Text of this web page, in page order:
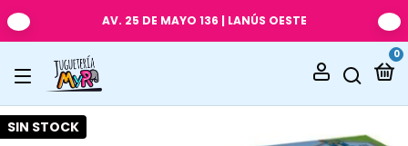
AV. 25 DE MAYO 136 | LANÚS OESTE
0
SIN STOCK